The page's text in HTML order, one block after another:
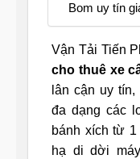
Bom uy tín
Vận Tải Tiến
cho thuê xe
lân cận uy
đa dạng các
bánh xích từ
hạ di dời